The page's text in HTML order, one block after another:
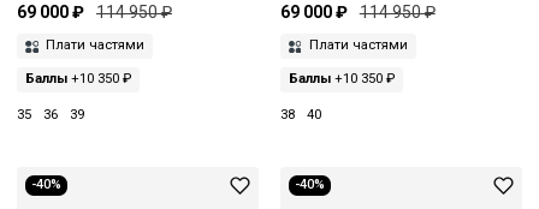
69 000 ₽ 114 950 ₽
Плати частями
Баллы +10 350 ₽
35 36 39
69 000 ₽ 114 950 ₽
Плати частями
Баллы+10 350 ₽
38 40
-40% -40%